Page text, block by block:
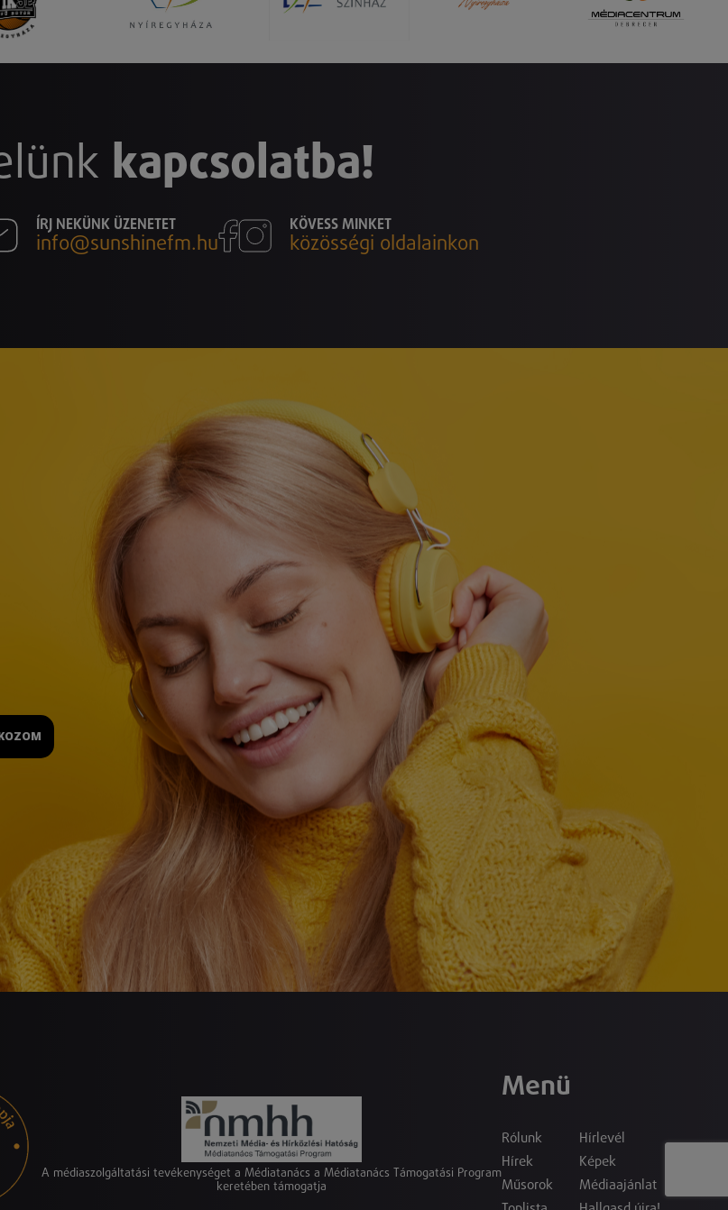
kapcsolatba!
ÍRJ NEKÜNK ÜZENETET
info@sunshinefm.hu
KÖVESS MINKET
közösségi oldalainkon
A médiaszolgáltatási tevékenységet a Médiatanács a Médiatanács Támogatási Program
keretében támogatja
Menü
Rólunk
Hírek
Műsorok
Hírlevél
Képek
Médiaajánlat